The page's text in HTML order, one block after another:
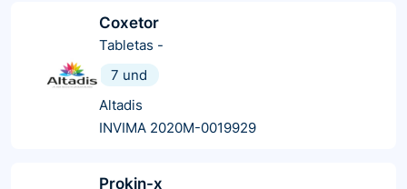
Coxetor
Tabletas -
7 und
Altadis
INVIMA 2020M-0019929
Prokin-x